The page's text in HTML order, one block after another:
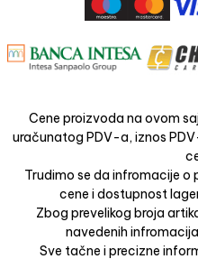
Cene proizvoda na ovom
uračunatog PDV-a, iznos
Trudimo se da infromacije o
cene i dostupnost
Zbog prevelikog broja
navedenih
Sve tačne i precizne